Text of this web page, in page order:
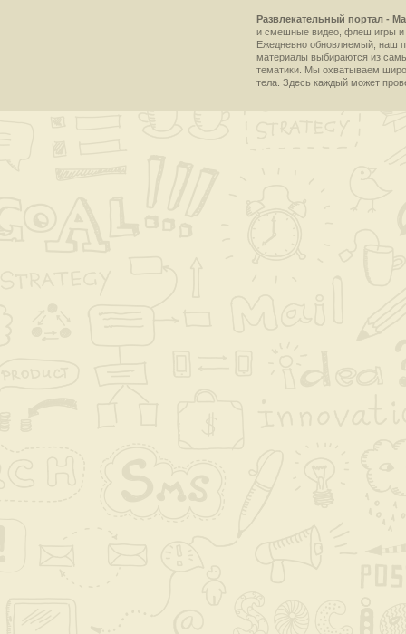
Развлекательный портал -
и смешные видео, флеш игры и
Ежедневно обновляемый, наш
материалы выбираются из
тематики. Мы охватываем
тела. Здесь каждый может